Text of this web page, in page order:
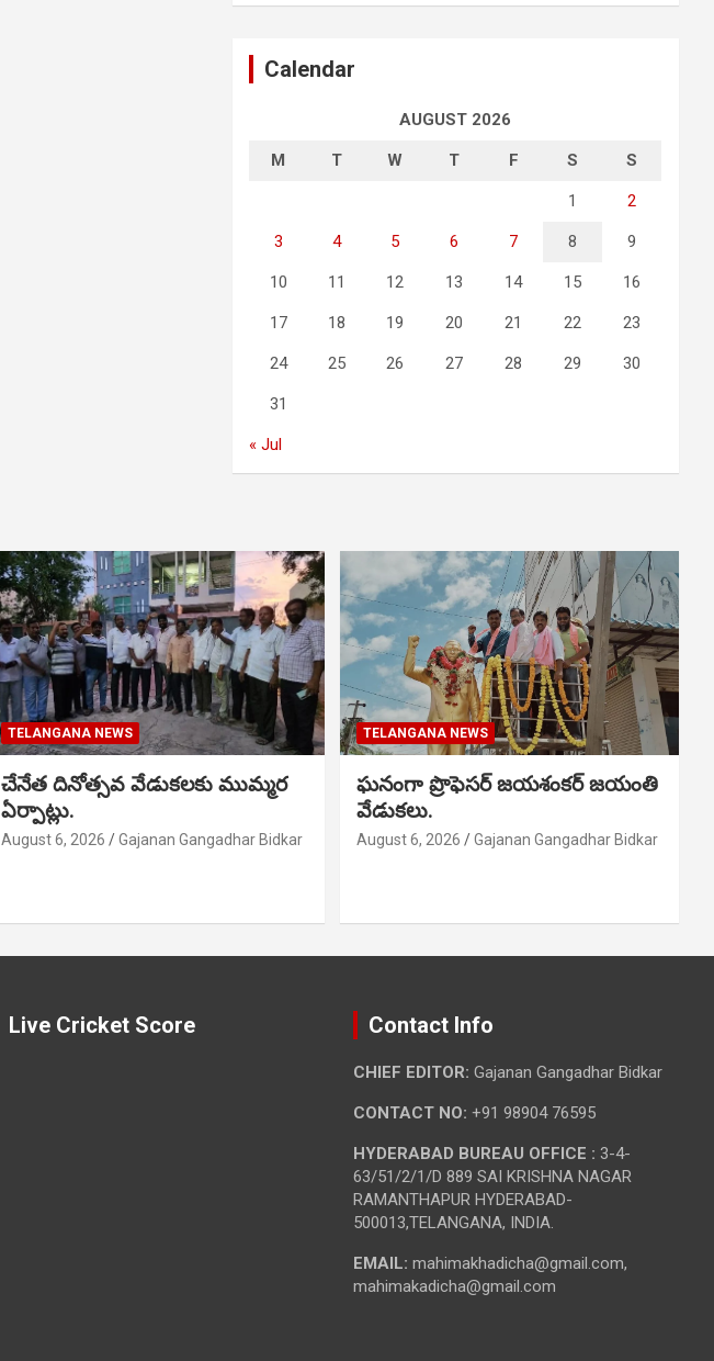
Calendar
AUGUST 2026
M T W T F S S
1 2
3 4 5 6 7 8 9
10 11 12 13 14 15 16
17 18 19 20 21 22 23
24 25 26 27 28 29 30
31
« Jul
TELANGANA NEWS
చేనేత దినోత్సవ వేడుకలకు ముమ్మర
ఏర్పాట్లు.
August 6, 2026 Gajanan Gangadhar Bidkar
TELANGANA NEWS
ఘనంగా ప్రొఫెసర్ జయశంకర్ జయంతి
వేడుకలు.
August 6, 2026 Gajanan Gangadhar Bidkar
Live Cricket Score Contact Info
CHIEF EDITOR: Gajanan Gangadhar Bidkar
CONTACT NO: +91 98904 76595
HYDERABAD BUREAU OFFICE : 3-4-
63/51/2/1/D 889 SAI KRISHNA NAGAR
RAMANTHAPUR HYDERABAD-
500013,TELANGANA, INDIA.
EMAIL: mahimakhadicha@gmail.com,
mahimakadicha@gmail.com